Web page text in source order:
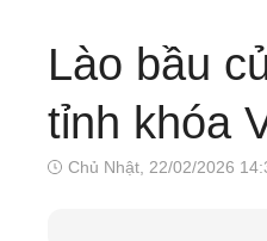
Lào bầu
tỉnh khóa
Chủ Nhật, 22/02/2026